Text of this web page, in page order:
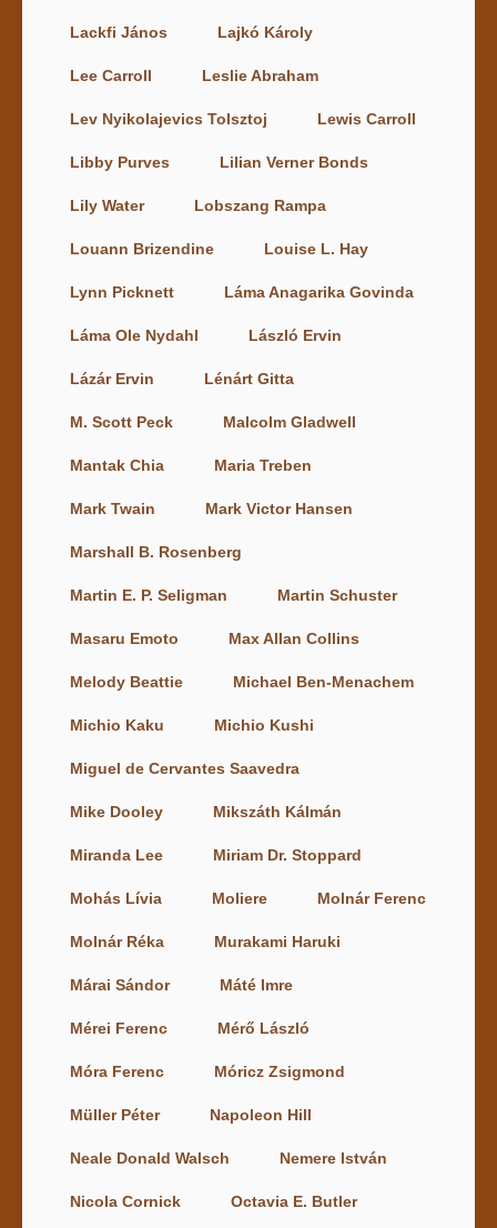
Lackfi János Lajkó Károly
Lee Carroll Leslie Abraham
Lev Nyikolajevics Tolsztoj Lewis Carroll
Libby Purves Lilian Verner Bonds
Lily Water Lobszang Rampa
Louann Brizendine Louise L. Hay
Lynn Picknett Láma Anagarika Govinda
Láma Ole Nydahl László Ervin
Lázár Ervin Lénárt Gitta
M. Scott Peck Malcolm Gladwell
Mantak Chia Maria Treben
Mark Twain Mark Victor Hansen
Marshall B. Rosenberg
Martin E. P. Seligman Martin Schuster
Masaru Emoto Max Allan Collins
Melody Beattie Michael Ben-Menachem
Michio Kaku Michio Kushi
Miguel de Cervantes Saavedra
Mike Dooley Mikszáth Kálmán
Miranda Lee Miriam Dr. Stoppard
Mohás Lívia Moliere Molnár Ferenc
Molnár Réka Murakami Haruki
Márai Sándor Máté Imre
Mérei Ferenc Mérő László
Móra Ferenc Móricz Zsigmond
Müller Péter Napoleon Hill
Neale Donald Walsch Nemere István
Nicola Cornick Octavia E. Butler